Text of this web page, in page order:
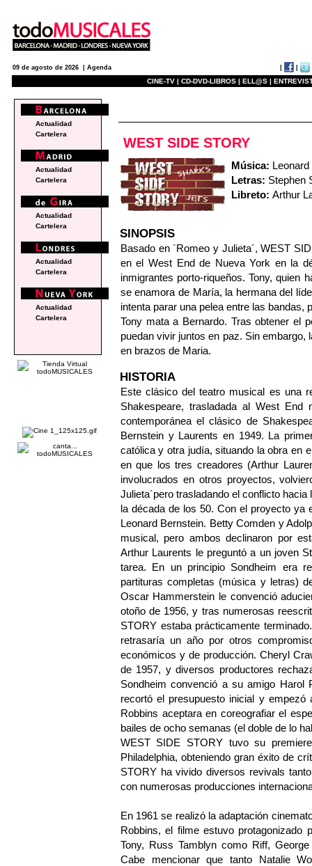
09 de agosto de 2026 | Agenda
CINE-TV | CD-DVD-LIBROS | ELL@S |
WEST SIDE STORY
Música:
Letras: Stephen
Libreto:Arthur
SINOPSIS
Basado en `Romeo y Julieta´, WEST
en el West End de Nueva York en la
inmigrantes porto-riqueños. Tony, quien
se enamora de María, la hermana del
intenta parar una pelea entre las
Tony mata a Bernardo. Tras obtener el
puedan vivir juntos en paz. Sin
en brazos de Maria.
HISTORIA
Este clásico del teatro musical es una
Shakespeare, trasladada al West
contemporánea el clásico de
Bernstein y Laurents en 1949. La
católica y otra judía, situando la obra en
en que los tres creadores (Arthur
involucrados en otros proyectos,
Julieta´pero trasladando el conflicto
la década de los 50. Con el proyecto ya
Leonard Bernstein. Betty Comden y
musical, pero ambos declinaron por
Arthur Laurents le preguntó a un joven
tarea. En un principio Sondheim era
partituras completas (música y letras)
Oscar Hammerstein le convenció
otoño de 1956, y tras numerosas
STORY estaba prácticamente
retrasaría un año por otros
económicos y de producción. Cheryl
de 1957, y diversos productores
Sondheim convenció a su amigo Harol
recortó el presupuesto inicial y empezó
Robbins aceptara en coreografiar el
bailes de ocho semanas (el doble de lo
WEST SIDE STORY tuvo su
Philadelphia, obteniendo gran éxito de
STORY ha vivido diversos revivals
con numerosas producciones
En 1961 se realizó la adaptación
Robbins, el filme estuvo protagonizado
Tony, Russ Tamblyn como Riff,
Cabe mencionar que tanto Natalie
Actualidad
Cartelera
Actualidad
Cartelera
Actualidad
Cartelera
Actualidad
Cartelera
Actualidad
Cartelera